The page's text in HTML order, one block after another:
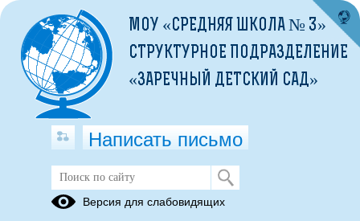
Карта сайта
МОУ «СРЕДНЯЯ ШКОЛА № 3»
СТРУКТУРНОЕ ПОДРАЗДЕЛЕНИЕ
«ЗАРЕЧНЫЙ ДЕТСКИЙ САД»
Написать письмо
Версия для слабовидящих